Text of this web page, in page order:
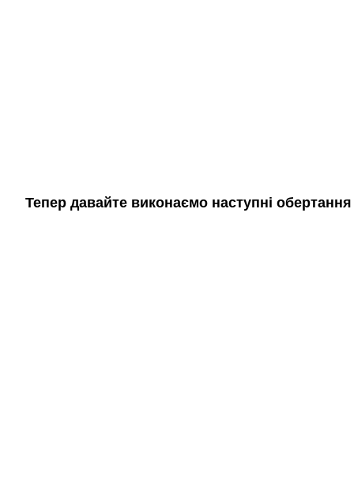
Тепер давайте виконаємо наступні